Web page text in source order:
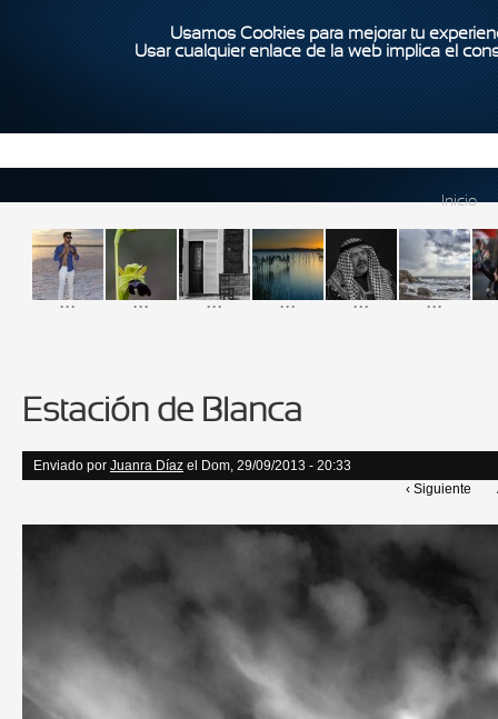
Usamos Cookies para mejorar tu
Usar cualquier enlace de la web implica el
Inicio
... ... ... ... ... ...
Estación de Blanca
Enviado por Juanra Díaz el Dom, 29/09/2013 - 20:33
‹ Siguiente